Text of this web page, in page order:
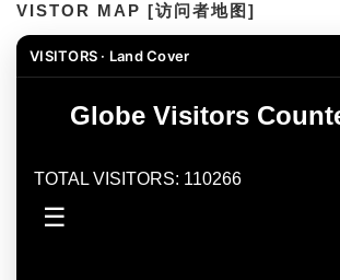
VISTOR MAP [访问者地图]
VISITORS · Land Cover